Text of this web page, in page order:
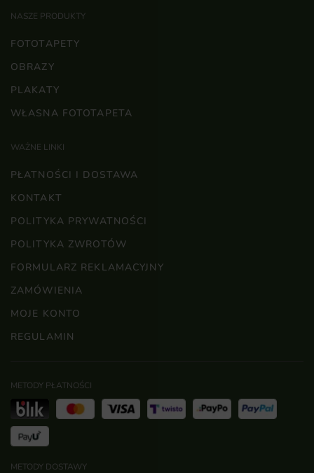
NASZE PRODUKTY
FOTOTAPETY
OBRAZY
PLAKATY
WŁASNA FOTOTAPETA
WAŻNE LINKI
PŁATNOŚCI I DOSTAWA
KONTAKT
POLITYKA PRYWATNOŚCI
POLITYKA ZWROTÓW
FORMULARZ REKLAMACYJNY
ZAMÓWIENIA
MOJE KONTO
REGULAMIN
METODY PŁATNOŚCI
METODY DOSTAWY